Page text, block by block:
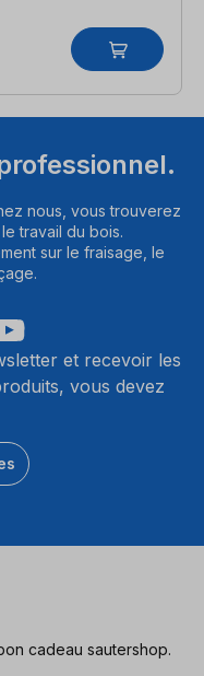
nous, vous trouverez
travail du bois.
sur le fraisage, le
et recevoir les
vous devez
cadeau sautershop.